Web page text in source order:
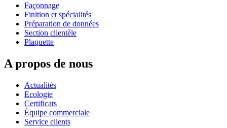
Façonnage
Finition et spécialités
Préparation de données
Section clientèle
Plaquette
A propos de nous
Actualités
Ecologie
Certificats
Équipe commerciale
Service clients